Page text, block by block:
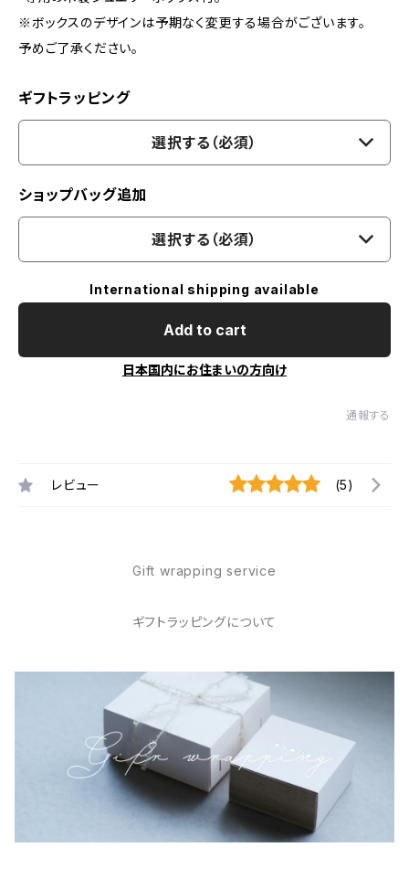
※ボックスのデザインは予期なく変更する場合がございます。
予めご了承ください。
ギフトラッピング
選択する（必須）
ショップバッグ追加
選択する（必須）
International shipping available
Add to cart
日本国内にお住まいの方向け
通報する
レビュー (5)
Gift wrapping service
ギフトラッピングについて